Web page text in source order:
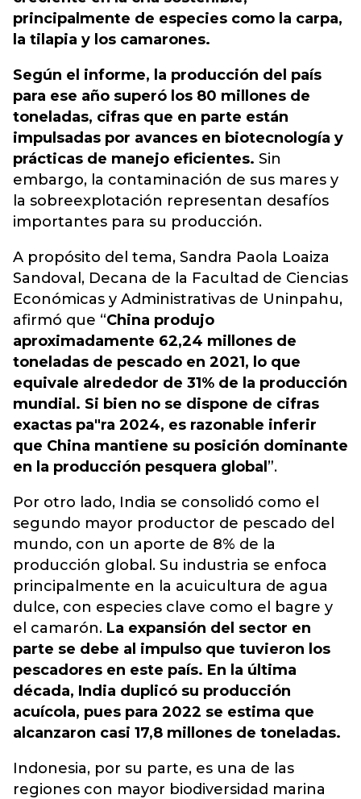
principalmente de especies como la carpa,
la tilapia y los camarones.
Según el informe, la producción del país
para ese año superó los 80 millones de
toneladas, cifras que en parte están
impulsadas por avances en biotecnología y
prácticas de manejo eficientes. Sin
embargo, la contaminación de sus mares y
la sobreexplotación representan desafíos
importantes para su producción.
A propósito del tema, Sandra Paola Loaiza
Sandoval, Decana de la Facultad de Ciencias
Económicas y Administrativas de Uninpahu,
afirmó que “China produjo
aproximadamente 62,24 millones de
toneladas de pescado en 2021, lo que
equivale alrededor de 31% de la producción
mundial. Si bien no se dispone de cifras
exactas pa"ra 2024, es razonable inferir
que China mantiene su posición dominante
en la producción pesquera global ”.
Por otro lado, India se consolidó como el
segundo mayor productor de pescado del
mundo, con un aporte de 8% de la
producción global. Su industria se enfoca
principalmente en la acuicultura de agua
dulce, con especies clave como el bagre y
el camarón. La expansión del sector en
parte se debe al impulso que tuvieron los
pescadores en este país. En la última
década, India duplicó su producción
acuícola, pues para 2022 se estima que
alcanzaron casi 17,8 millones de toneladas.
Indonesia, por su parte, es una de las
regiones con mayor biodiversidad marina